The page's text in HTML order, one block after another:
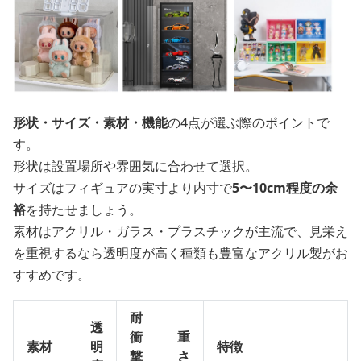
形状・サイズ・素材・機能の4点が選ぶ際のポイントで
す。
形状は設置場所や雰囲気に合わせて選択。
サイズはフィギュアの実寸より内寸で5〜10cm程度の余
裕を持たせましょう。
素材はアクリル・ガラス・プラスチックが主流で、見栄え
を重視するなら透明度が高く種類も豊富なアクリル製がお
すすめです。
素材
透
明
耐
衝
撃
重
さ
特徴